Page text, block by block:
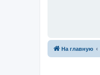
На главную